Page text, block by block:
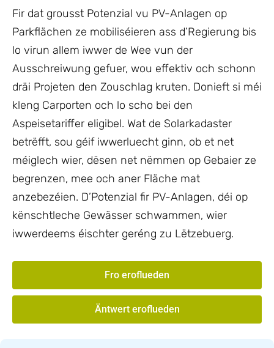
Fir dat grousst Potenzial vu PV-Anlagen op
Parkflächen ze mobiliséieren ass d’Regierung bis
lo virun allem iwwer de Wee vun der
Ausschreiwung gefuer, wou effektiv och schonn
dräi Projeten den Zouschlag kruten. Donieft si méi
kleng Carporten och lo scho bei den
Aspeisetariffer eligibel. Wat de Solarkadaster
betrëfft, sou géif iwwerluecht ginn, ob et net
méiglech wier, dësen net nëmmen op Gebaier ze
begrenzen, mee och aner Fläche mat
anzebezéien. D’Potenzial fir PV-Anlagen, déi op
kënschtleche Gewässer schwammen, wier
iwwerdeems éischter geréng zu Lëtzebuerg.
Fro eroflueden
Äntwert eroflueden